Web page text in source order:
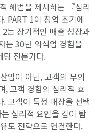
해법을 제시하는 『심리
PART 1이 창업 초기에
는 장기적인 매출 성장과
는 30년 외식업 경험을
팅 전문가다.
업이 아닌, 고객의 무의
, 고객 경험의 심리적 효
고객이 특정 매장을 선택
심리적 요인을 깊이 탐
도 전략으로 연결한다.